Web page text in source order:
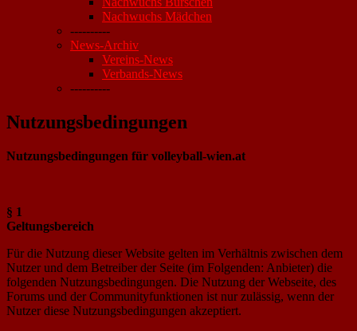
Nachwuchs Mädchen
----------
News-Archiv
Vereins-News
Verbands-News
----------
Nutzungsbedingungen
Nutzungsbedingungen für volleyball-wien.at
§ 1
Geltungsbereich
Für die Nutzung dieser Website gelten im Verhältnis zwischen dem
Nutzer und dem Betreiber der Seite (im Folgenden: Anbieter) die
folgenden Nutzungsbedingungen. Die Nutzung der Webseite, des
Forums und der Communityfunktionen ist nur zulässig, wenn der
Nutzer diese Nutzungsbedingungen akzeptiert.